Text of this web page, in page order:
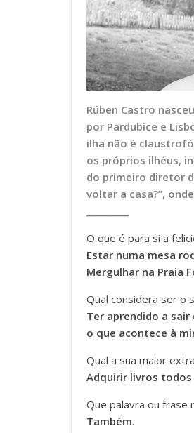
Rúben Castro
por Pardubice e
ilha não é
os próprios ilhéus,
do primeiro diretor
voltar a casa?”,
O que é para si a
Estar numa mesa
Mergulhar na Praia
Qual considera ser o
Ter aprendido a
o que acontece à
Qual a sua maior
Adquirir livros todos
Que palavra ou frase
Também.